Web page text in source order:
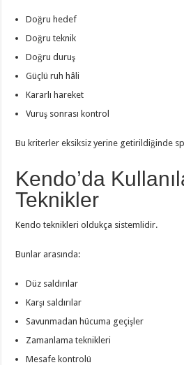
Doğru hedef
Doğru teknik
Doğru duruş
Güçlü ruh hâli
Kararlı hareket
Vuruş sonrası kontrol
Bu kriterler eksiksiz yerine getirildiğinde
Kendo’da
Teknikler
Kendo teknikleri oldukça sistemlidir.
Bunlar arasında:
Düz saldırılar
Karşı saldırılar
Savunmadan hücuma geçişler
Zamanlama teknikleri
Mesafe kontrolü